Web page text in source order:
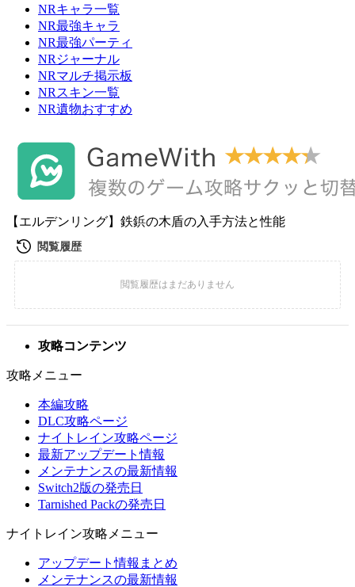
NRキャラ一覧
NR最強キャラ
NR最強パーティ
NRジャーナル
NRマルチ掲示板
NRスキン一覧
NR遺物おすすめ
【エルデンリング】鉄鋲の木盾の入手方法と性能
攻略コンテンツ
攻略メニュー
本編攻略
DLC攻略ページ
ナイトレイン攻略ページ
最新アップデート情報
メンテナンスの最新情報
Switch2版の発売日
Tarnished Packの発売日
ナイトレイン攻略メニュー
アップデート情報まとめ
メンテナンスの最新情報